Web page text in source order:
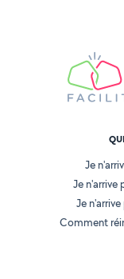
Je
Je n'arrive
Je
Comment